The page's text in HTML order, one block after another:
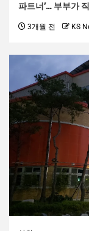
파트너’… 부부가
3개월 전 KS